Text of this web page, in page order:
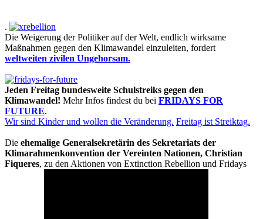
.
Die Weigerung der Politiker auf der Welt, endlich wirksame
Maßnahmen gegen den Klimawandel einzuleiten, fordert
weltweiten zivilen Ungehorsam.
Jeden Freitag bundesweite Schulstreiks gegen den
Klimawandel! Mehr Infos findest du bei FRIDAYS FOR
FUTURE.
Wir sind Kinder und wollen die Veränderung. Freitag ist Streiktag.
Die ehemalige Generalsekretärin des Sekretariats der
Klimarahmenkonvention der Vereinten Nationen, Christian
Fiqueres, zu den Aktionen von Extinction Rebellion und Fridays